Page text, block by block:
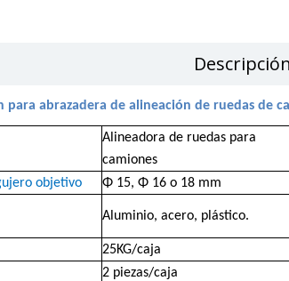
para abrazadera de alineación de ruedas de
Alineadora de ruedas para
camiones
objetivo Φ 15, Φ 16 o 18 mm
Aluminio, acero, plástico.
25KG/caja
2 piezas/caja